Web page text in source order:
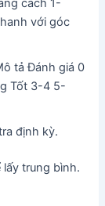
cách 1-
với góc
tả Đánh giá 0
Tốt 3-4 5-
định kỳ.
trung bình.